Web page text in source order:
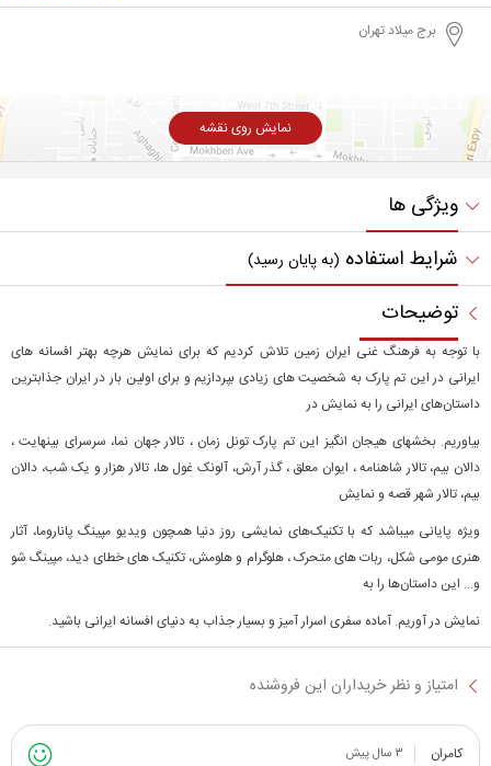
برج میلاد تهران
نمایش روی نقشه
ویژگی ها
شرایط استفاده (به پایان رسید)
توضیحات
با توجه به فرهنگ غنی ایران زمین تلاش کردیم که برای نمایش هرچه بهتر افسانه های
ایرانی در این تم پارک به شخصیت های زیادی بپردازیم و برای اولین بار در ایران جذابترين
داستان‌های ایرانی را به نمایش در
بیاوریم. بخشهای هیجان انگیز این تم پارک تونل زمان ، تالار جهان نما، سرسرای بینهایت ،
دالان بیم، تالار شاهنامه ، ایوان معلق ، گذر آرش، آلونک غول ها، تالار هزار و یک شب، دالان
بیم، تالار شهر قصه و نمایش
ویژه پایانی میباشد که با تکنیک‌های نمایشی روز دنیا همچون ویدیو مپینگ پاناروما، آثار
هنری مومی شکل، ربات های متحرک ، هلوگرام و هلومش، تکنیک های خطای دید، مپینگ شو
و... این داستان‌ها را به
نمایش در آوریم. آماده سفری اسرار آمیز و بسیار جذاب به دنیای افسانه ایرانی باشید.
امتیاز و نظر خریداران این فروشنده
کامران ۳ سال پیش